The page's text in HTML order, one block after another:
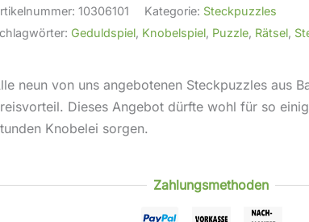
10306101 Kategorie: Steckpuzzles
Geduldspiel, Knobelspiel, Puzzle, Rätsel,
neun von uns angebotenen Steckpuzzles aus
Dieses Angebot dürfte wohl für so
Knobelei sorgen.
Zahlungsmethoden